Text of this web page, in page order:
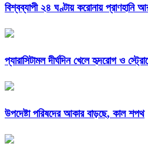
বিশ্বব্যাপী ২৪ ঘণ্টায় করোনায় প্রাণহানি
প্যারাসিটামল দীর্ঘদিন খেলে হৃদরোগ ও
উপদেষ্টা পরিষদের আকার বাড়ছে, কাল শপথ